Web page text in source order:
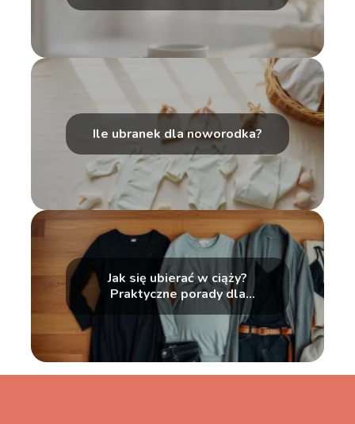
Ile ubranek dla noworodka?
Jak się ubierać w ciąży?
Praktyczne porady dla
przyszłych mam